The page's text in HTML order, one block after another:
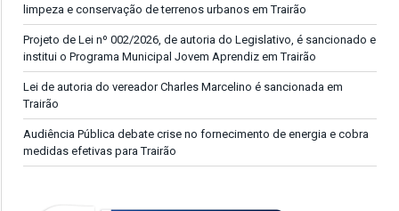
limpeza e conservação de terrenos urbanos em Trairão
Projeto de Lei nº 002/2026, de autoria do Legislativo, é sancionado e
institui o Programa Municipal Jovem Aprendiz em Trairão
Lei de autoria do vereador Charles Marcelino é sancionada em
Trairão
Audiência Pública debate crise no fornecimento de energia e cobra
medidas efetivas para Trairão